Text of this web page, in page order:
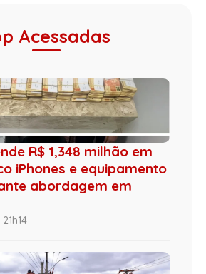
Acessadas
R$ 1,348 milhão em
iPhones e equipamento
abordagem em